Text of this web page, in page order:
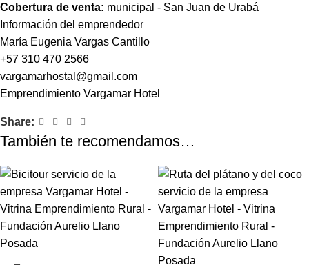
Cobertura de venta: municipal - San Juan de Urabá
Información del emprendedor
María Eugenia Vargas Cantillo
+57 310 470 2566
vargamarhostal@gmail.com
Emprendimiento Vargamar Hotel
Share:
También te recomendamos…